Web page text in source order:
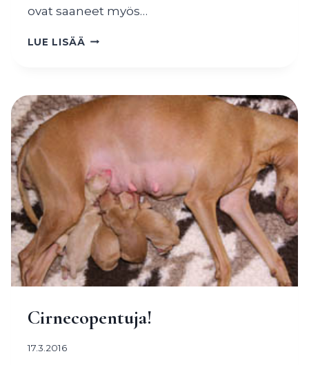
ovat saaneet myös…
LUE LISÄÄ PENNUT
Cirnecopentuja!
17.3.2016